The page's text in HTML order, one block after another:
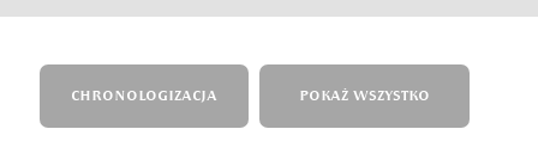
CHRONOLOGIZACJA POKAŻ WSZYSTKO